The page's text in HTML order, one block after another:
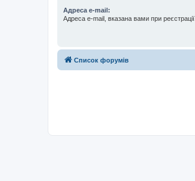
Адреса e-mail:
Адреса e-mail, вказана вами при реєстрації.
Список форумів